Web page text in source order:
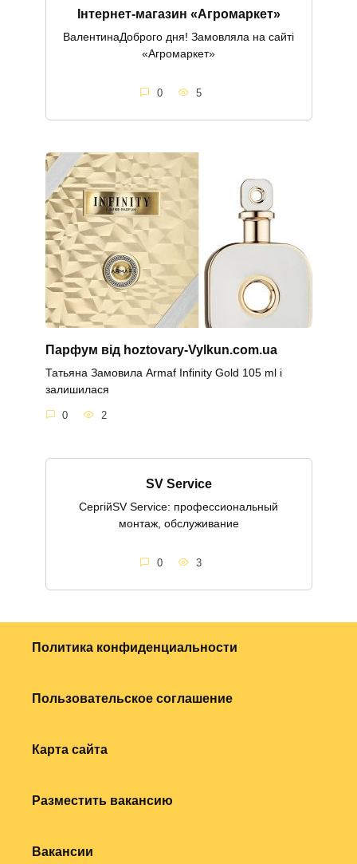
Інтернет-магазин «Агромаркет»
ВалентинаДоброго дня! Замовляла на сайті
«Агромаркет»
0 5
Парфум від hoztovary-Vylkun.com.ua
Татьяна Замовила Armaf Infinity Gold 105 ml і
залишилася
0 2
SV Service
СергійSV Service: профессиональный
монтаж, обслуживание
0 3
Политика конфиденциальности
Пользовательское соглашение
Карта сайта
Разместить вакансию
Вакансии